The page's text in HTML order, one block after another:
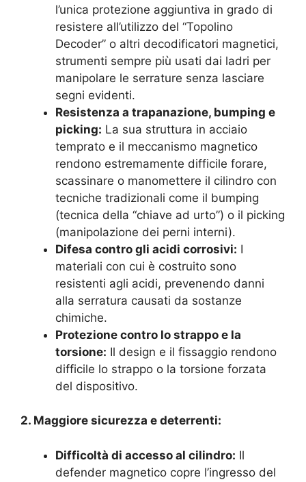
l’unica protezione aggiuntiva in grado di
resistere all’utilizzo del “Topolino
Decoder” o altri decodificatori magnetici,
strumenti sempre più usati dai ladri per
manipolare le serrature senza lasciare
segni evidenti.
Resistenza a trapanazione, bumping e
picking: La sua struttura in acciaio
temprato e il meccanismo magnetico
rendono estremamente difficile forare,
scassinare o manomettere il cilindro con
tecniche tradizionali come il bumping
(tecnica della “chiave ad urto”) o il picking
(manipolazione dei perni interni).
Difesa contro gli acidi corrosivi: I
materiali con cui è costruito sono
resistenti agli acidi, prevenendo danni
alla serratura causati da sostanze
chimiche.
Protezione contro lo strappo e la
torsione: Il design e il fissaggio rendono
difficile lo strappo o la torsione forzata
del dispositivo.
2. Maggiore sicurezza e deterrenti:
Difficoltà di accesso al cilindro: Il
defender magnetico copre l’ingresso del